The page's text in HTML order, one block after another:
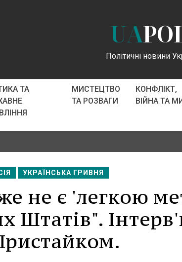
UA
Політичні новини
ТА
МИСТЕЦТВО
ТА РОЗВАГИ
КОНФЛІКТ,
ВІЙНА ТА
УКРАЇНСЬКА ГРИВНЯ
не є 'легкою
Штатів".